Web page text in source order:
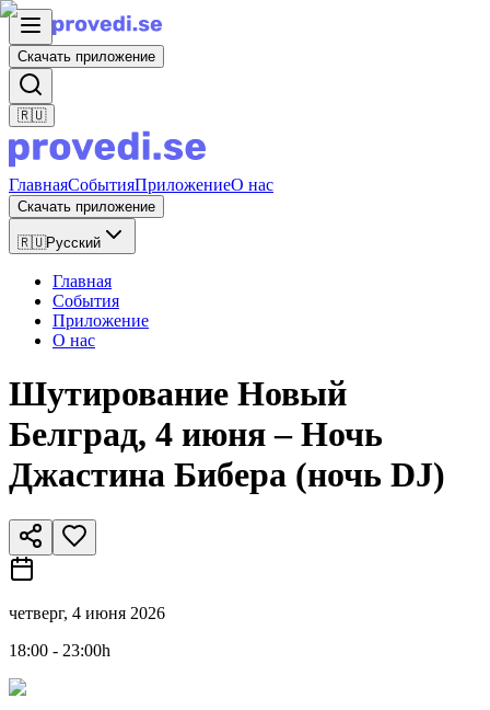
Скачать приложение
🇷🇺
ГлавнаяСобытияПриложениеО нас
Скачать приложение
🇷🇺Русский
Главная
События
Приложение
О нас
Шутирование Новый
Белград, 4 июня – Ночь
Джастина Бибера (ночь DJ)
четверг, 4 июня 2026
18:00 - 23:00h